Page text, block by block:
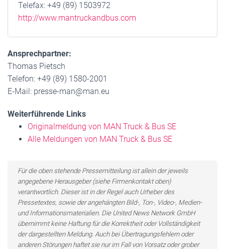
Telefax: +49 (89) 1503972
http://www.mantruckandbus.com
Ansprechpartner:
Thomas Pietsch
Telefon: +49 (89) 1580-2001
E-Mail: presse-man@man.eu
Weiterführende Links
Originalmeldung von MAN Truck & Bus SE
Alle Meldungen von MAN Truck & Bus SE
Für die oben stehende Pressemitteilung ist allein der jeweils
angegebene Herausgeber (siehe Firmenkontakt oben)
verantwortlich. Dieser ist in der Regel auch Urheber des
Pressetextes, sowie der angehängten Bild-, Ton-, Video-, Medien-
und Informationsmaterialien. Die United News Network GmbH
übernimmt keine Haftung für die Korrektheit oder Vollständigkeit
der dargestellten Meldung. Auch bei Übertragungsfehlern oder
anderen Störungen haftet sie nur im Fall von Vorsatz oder grober